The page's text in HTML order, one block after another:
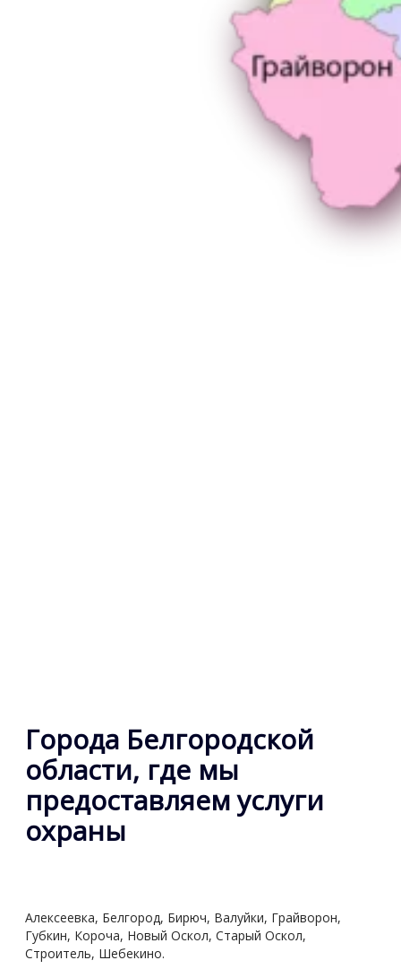
Города Белгородской
области, где мы
предоставляем услуги
охраны
Алексеевка, Белгород, Бирюч, Валуйки, Грайворон,
Губкин, Короча, Новый Оскол, Старый Оскол,
Строитель, Шебекино.